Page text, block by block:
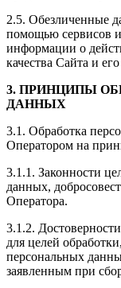
2.5. Обезличенные
помощью сервисов
информации о
качества Сайта и
3. ПРИНЦИПЫ
ДАННЫХ
3.1. Обработка
Оператором на
3.1.1. Законности
данных,
Оператора.
3.1.2.
для целей
персональных
заявленным при